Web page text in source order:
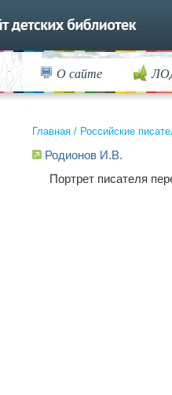
О сайте
Главная / Российские
Родионов И.В.
Портрет писателя